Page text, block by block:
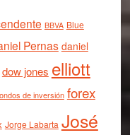
BBVA Blue
Pernas daniel
dow jones elliott
de inversión forex
Jorge Labarta José